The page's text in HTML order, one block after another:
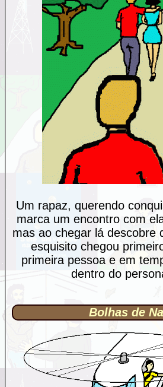
Um rapaz, querendo
marca um encontro com
mas ao chegar lá descobre
esquisito chegou
primeira pessoa e em
dentro do
Bolhas de